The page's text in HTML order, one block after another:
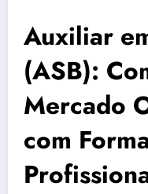
Auxiliar
(ASB):
Mercado
com